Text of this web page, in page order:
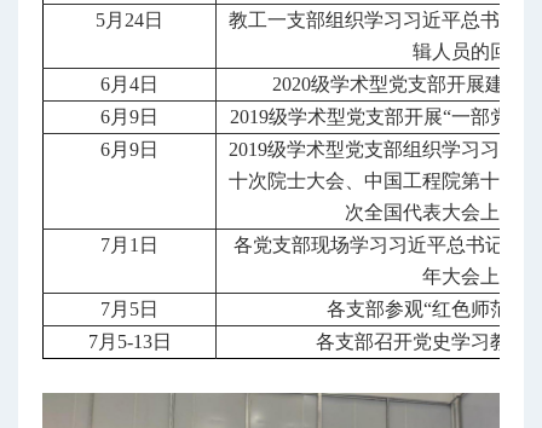
5月24日
教工一支部组织学习习近平总书记
辑人员的回信
6月4日
2020级学术型党支部开展建党
6月9日
2019级学术型党支部开展“一部党章
6月9日
2019级学术型党支部组织学习习近
十次院士大会、中国工程院第十五
次全国代表大会上的
7月1日
各党支部现场学习习近平总书记在
年大会上的讲
7月5日
各支部参观“红色师范与
7月5-13日
各支部召开党史学习教育